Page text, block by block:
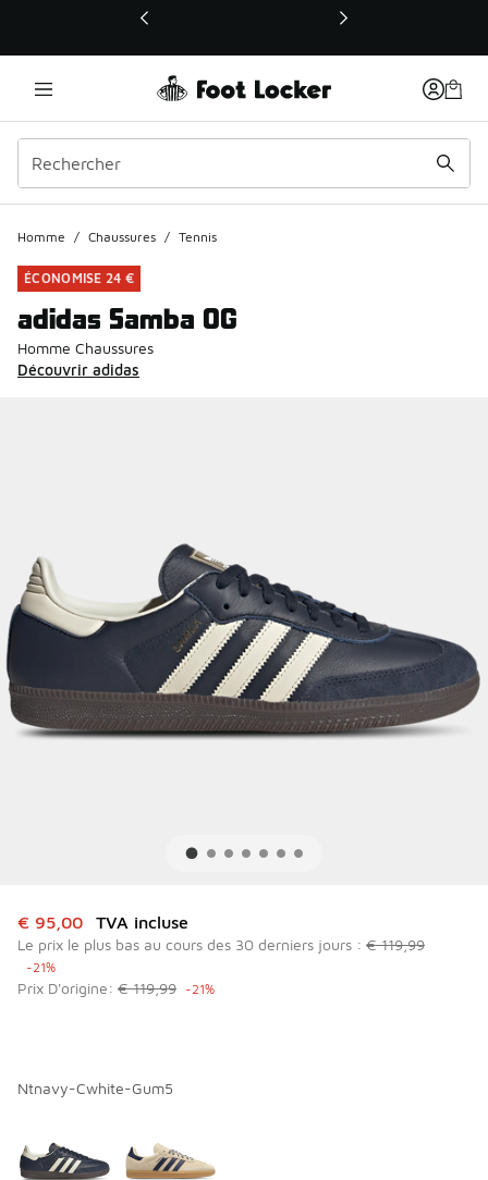
Ce lien ouvrira une nouvelle fenêtre
Homme / Chaussures / Tennis
ÉCONOMISE 24 €
adidas Samba OG
Homme Chaussures
Découvrir adidas
Cet article est en promotion. Prix en baisse de à € 95,00
€ 95,00 TVA incluse
Le prix le plus bas au cours des 30 derniers jours : € 119,99
-21%
Prix D'origine: € 119,99 -21%
Ntnavy-Cwhite-Gum5